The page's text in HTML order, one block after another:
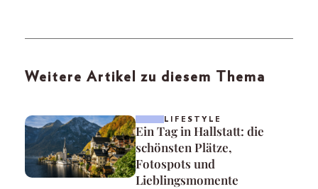
Weitere Artikel zu diesem Thema
LIFESTYLE
Ein Tag in Hallstatt: die
schönsten Plätze,
Fotospots und
Lieblingsmomente